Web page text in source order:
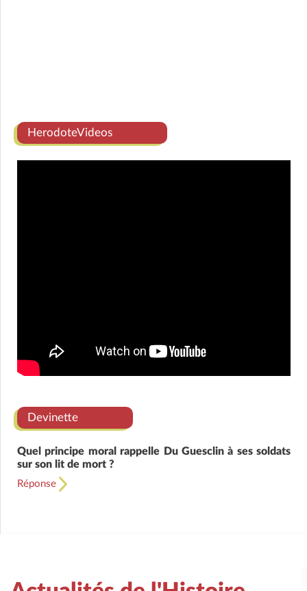
HerodoteVideos
Devinette
Quel principe moral rappelle Du Guesclin à ses soldats
sur son lit de mort ?
Réponse